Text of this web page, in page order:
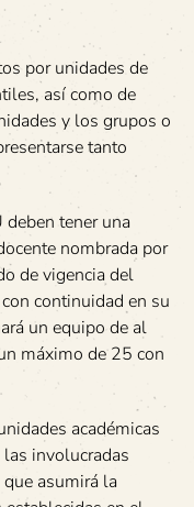
por unidades de
así como de
y los grupos o
tanto
tener una
nombrada por
de vigencia del
continuidad en su
un equipo de al
máximo de 25 con
académicas
involucradas
asumirá la